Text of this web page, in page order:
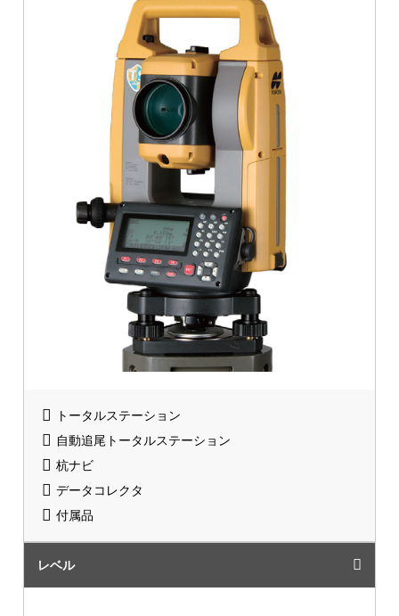
トータルステーション
自動追尾トータルステーション
杭ナビ
データコレクタ
付属品
レベル